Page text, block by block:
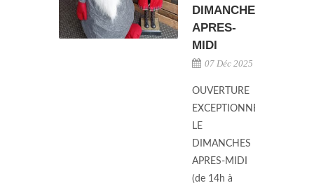
DIMANCHES
APRES-
MIDI
07 Déc 2025
OUVERTURE
EXCEPTIONNELLE
LE
DIMANCHES
APRES-MIDI
(de 14h à